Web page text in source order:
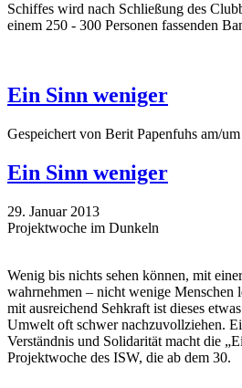
Schiffes wird nach Schließung des
einem 250 - 300 Personen fassenden
Ein Sinn weniger
Gespeichert von Berit Papenfuhs am/
Ein Sinn weniger
29. Januar 2013
Projektwoche im Dunkeln
Wenig bis nichts sehen können, mit
wahrnehmen – nicht wenige Menschen
mit ausreichend Sehkraft ist dieses
Umwelt oft schwer nachzuvollziehen.
Verständnis und Solidarität macht die
Projektwoche des ISW, die ab dem 30.